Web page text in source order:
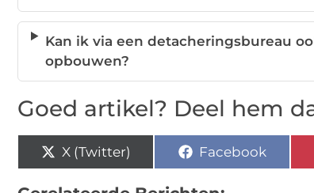
Kan ik via een detacheringsbureau
opbouwen?
Goed artikel? Deel hem
X (Twitter) Facebook